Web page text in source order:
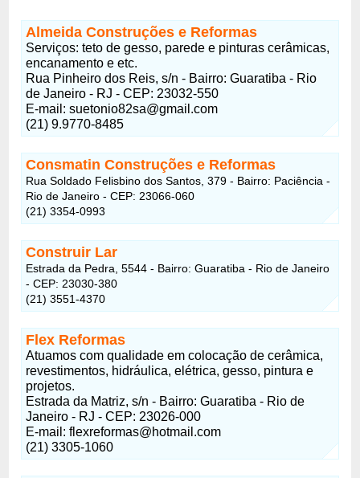
Almeida Construções e Reformas
Serviços: teto de gesso, parede e pinturas cerâmicas,
encanamento e etc.
Rua Pinheiro dos Reis, s/n - Bairro: Guaratiba - Rio
de Janeiro - RJ - CEP: 23032-550
E-mail:suetonio82sa@gmail.com
(21) 9.9770-8485
Consmatin Construções e Reformas
Rua Soldado Felisbino dos Santos, 379 - Bairro: Paciência -
Rio de Janeiro - CEP: 23066-060
(21) 3354-0993
Construir Lar
Estrada da Pedra, 5544 - Bairro: Guaratiba - Rio de Janeiro
- CEP: 23030-380
(21) 3551-4370
Flex Reformas
Atuamos com qualidade em colocação de cerâmica,
revestimentos, hidráulica, elétrica, gesso, pintura e
projetos.
Estrada da Matriz, s/n - Bairro: Guaratiba - Rio de
Janeiro - RJ - CEP: 23026-000
E-mail:flexreformas@hotmail.com
(21) 3305-1060